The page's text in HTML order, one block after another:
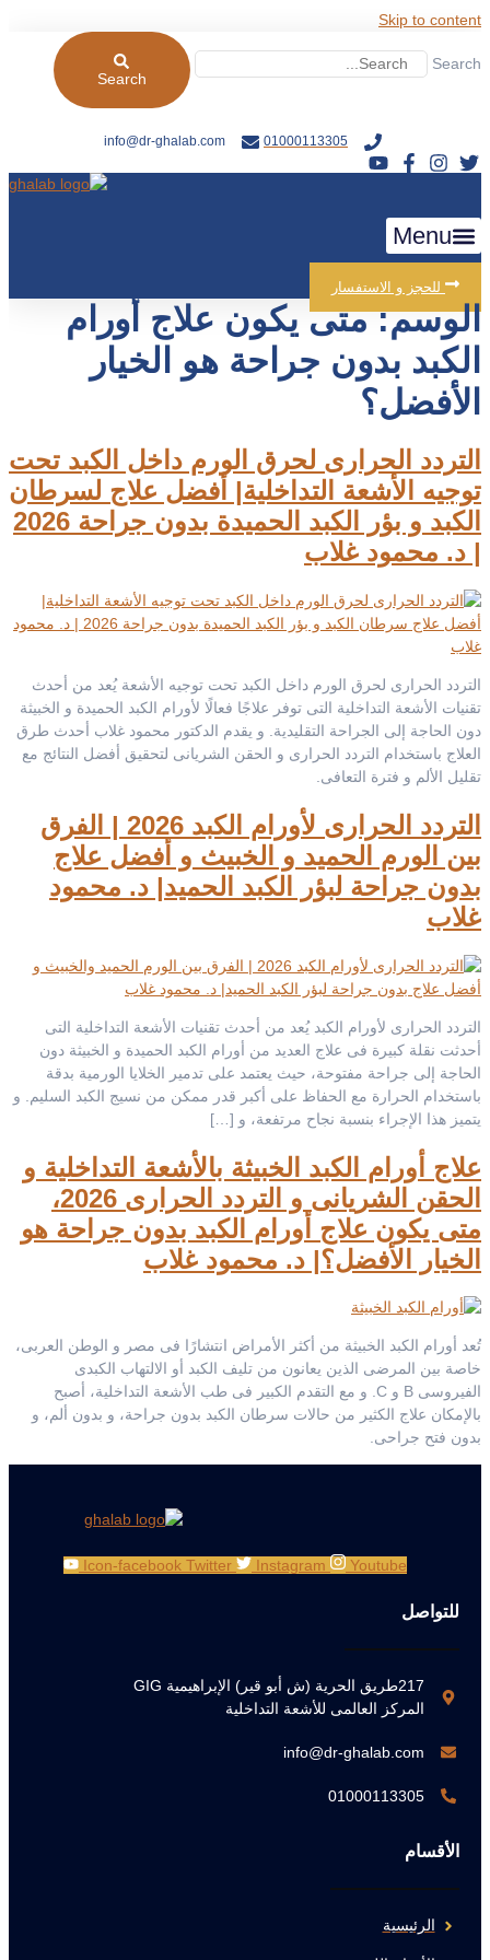
Skip to content
Search
Search
01000113305
info@dr-ghalab.com
Menu
للحجز و الاستفسار
الوسم:متى يكون علاج أورام
الكبد بدون جراحة هو الخيار
الأفضل؟
التردد الحرارى لحرق الورم داخل الكبد تحت
توجيه الأشعة التداخلية| أفضل علاج لسرطان
الكبد و بؤر الكبد الحميدة بدون جراحة 2026
| د. محمود غلاب
التردد الحرارى لحرق الورم داخل الكبد تحت توجيه الأشعة يُعد من أحدث
تقنيات الأشعة التداخلية التى توفر علاجًا فعالًا لأورام الكبد الحميدة و الخبيثة
دون الحاجة إلى الجراحة التقليدية. و يقدم الدكتور محمود غلاب أحدث طرق
العلاج باستخدام التردد الحرارى و الحقن الشريانى لتحقيق أفضل النتائج مع
تقليل الألم و فترة التعافى.
التردد الحرارى لأورام الكبد 2026 | الفرق
بين الورم الحميد و الخبيث و أفضل علاج
بدون جراحة لبؤر الكبد الحميد| د. محمود
غلاب
التردد الحرارى لأورام الكبد يُعد من أحدث تقنيات الأشعة التداخلية التى
أحدثت نقلة كبيرة فى علاج العديد من أورام الكبد الحميدة و الخبيثة دون
الحاجة إلى جراحة مفتوحة، حيث يعتمد على تدمير الخلايا الورمية بدقة
باستخدام الحرارة مع الحفاظ على أكبر قدر ممكن من نسيج الكبد السليم. و
يتميز هذا الإجراء بنسبة نجاح مرتفعة، و […]
علاج أورام الكبد الخبيثة بالأشعة التداخلية و
الحقن الشريانى و التردد الحرارى 2026،
متى يكون علاج أورام الكبد بدون جراحة هو
الخيار الأفضل؟| د. محمود غلاب
تُعد أورام الكبد الخبيثة من أكثر الأمراض انتشارًا فى مصر و الوطن العربى،
خاصة بين المرضى الذين يعانون من تليف الكبد أو الالتهاب الكبدى
الفيروسى B و C. و مع التقدم الكبير فى طب الأشعة التداخلية، أصبح
بالإمكان علاج الكثير من حالات سرطان الكبد بدون جراحة، و بدون ألم، و
بدون فتح جراحى.
Icon-facebook Twitter Instagram Youtube
للتواصل
217طريق الحرية (ش أبو قير) الإبراهيمية GIG
المركز العالمى للأشعة التداخلية
info@dr-ghalab.com
01000113305
الأقسام
الرئيسية